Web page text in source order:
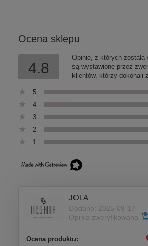
Ocena sklepu
4.8
Opinie, z których została
są wystawione przez
klientów, którzy dokonali
5
4
3
2
1
JOLA
Dodano: 2025-09-17
Opinia zweryfikowana
Ocena produktu: